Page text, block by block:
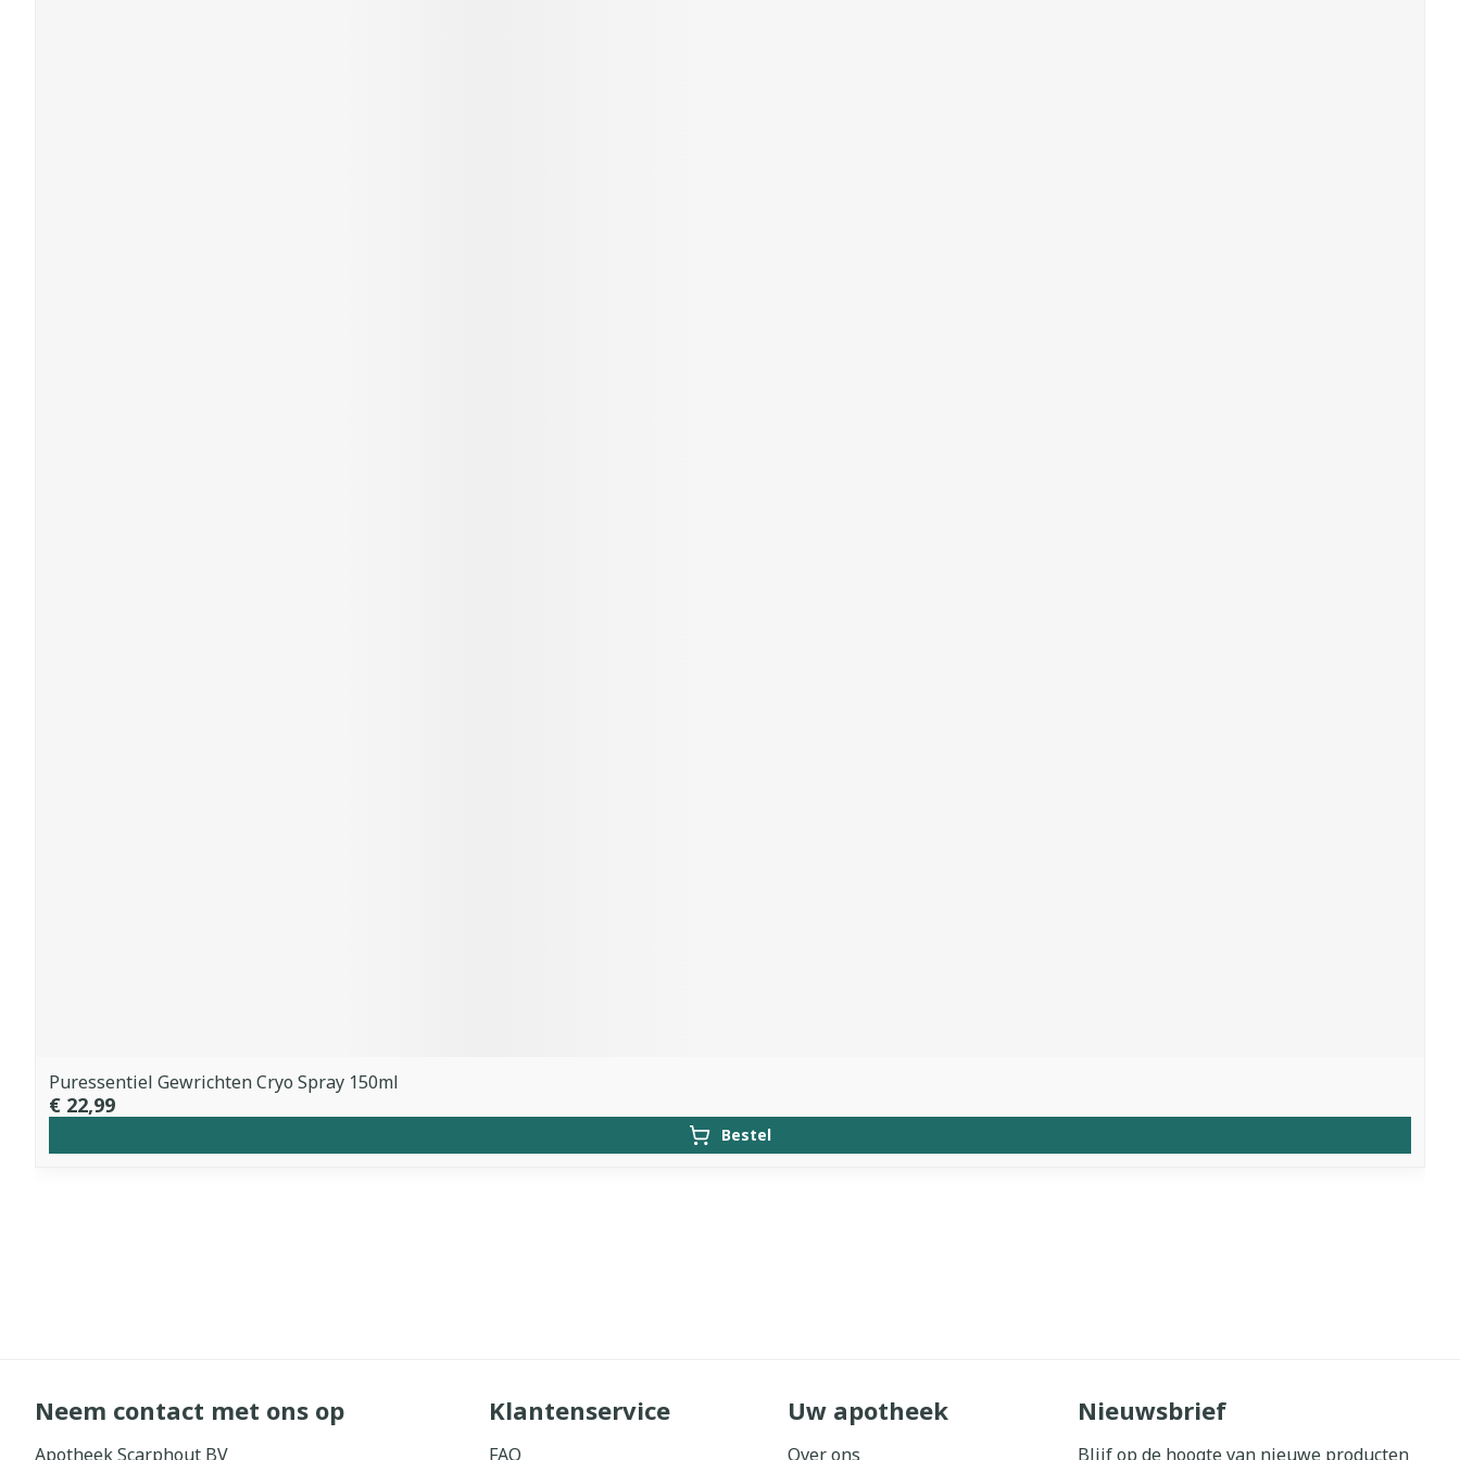
Puressentiel Gewrichten Cryo Spray 150ml
€ 22,99
Bestel
Neem contact met ons op
Apotheek Scarphout BV
Klantenservice
FAQ
Uw apotheek
Over ons
Nieuwsbrief
Blijf op de hoogte van nieuwe producten